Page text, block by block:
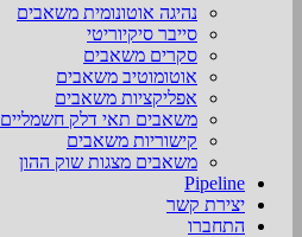
נהיגה אוטונומית משאבים
סייבר סיקיוריטי
סקרים משאבים
אוטומוטיב משאבים
אפליקציות משאבים
משאבים תאי דלק חשמליים
קישוריות משאבים
משאבים מצגות שוק ההון
Pipeline
יצירת קשר
התחברו